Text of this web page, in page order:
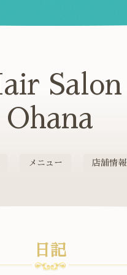
Salon
Ohana
メニュー 店舗情報
日記